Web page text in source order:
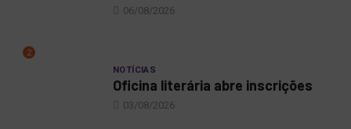
06/08/2026
2
NOTÍCIAS
Oficina literária abre inscrições
03/08/2026